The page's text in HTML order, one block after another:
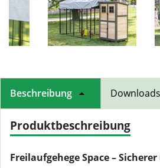
Beschreibung
Produktbeschreibung
Freilaufgehege Space –
Downloads